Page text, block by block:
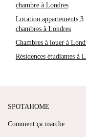
chambre à Londres
Location appartements 3
chambres à Londres
Chambres à louer à
Résidences étudiantes à
SPOTAHOME
Comment ça marche